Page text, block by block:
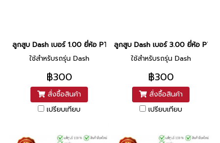
ลูกสูบ Dash เบอร์ 1.00 ยี่ห้อ PTK
ใช้สำหรับรถรุ่น Dash
฿300
สั่งซื้อสินค้า
เปรียบเทียบ
ลูกสูบ Dash เบอร์ 3.00 ยี่ห้อ PTK
ใช้สำหรับรถรุ่น Dash
฿300
สั่งซื้อสินค้า
เปรียบเทียบ